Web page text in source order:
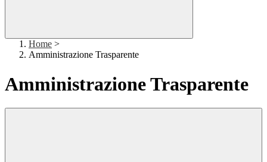
Home >
Amministrazione Trasparente
Amministrazione Trasparente